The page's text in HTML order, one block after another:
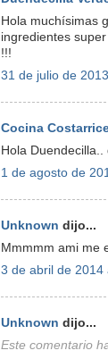
Hola muchísimas
ingredientes
!!!
31 de julio de
Cocina
Hola
1 de agosto de
Unknown dijo...
Mmmmm ami me
3 de abril de 2014
Unknown dijo...
Este comentario